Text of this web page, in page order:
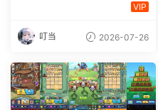
VIP
叮当 2026-07-26